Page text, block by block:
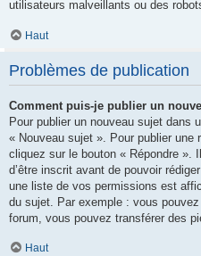
utilisateurs malveillants ou des
Haut
Problèmes de publication
Comment puis-je publier un
Pour publier un nouveau sujet dans
« Nouveau sujet ». Pour publier une
cliquez sur le bouton « Répondre ».
d’être inscrit avant de pouvoir
une liste de vos permissions est
du sujet. Par exemple : vous
forum, vous pouvez transférer des
Haut